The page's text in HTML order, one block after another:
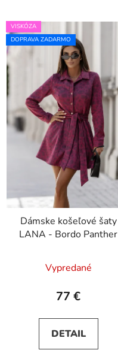
VISKÓZA
DOPRAVA ZADARMO
Dámske košeľové šaty
LANA - Bordo Panther
Vypredané
77 €
DETAIL